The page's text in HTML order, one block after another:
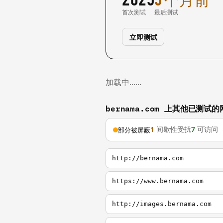
首次测试 最后测试
立即测试
加载中……
bernama.com 上其他已测试的
部分被屏蔽1 间歇性受扰7 可访问
http://bernama.com
https://www.bernama.com
http://images.bernama.com